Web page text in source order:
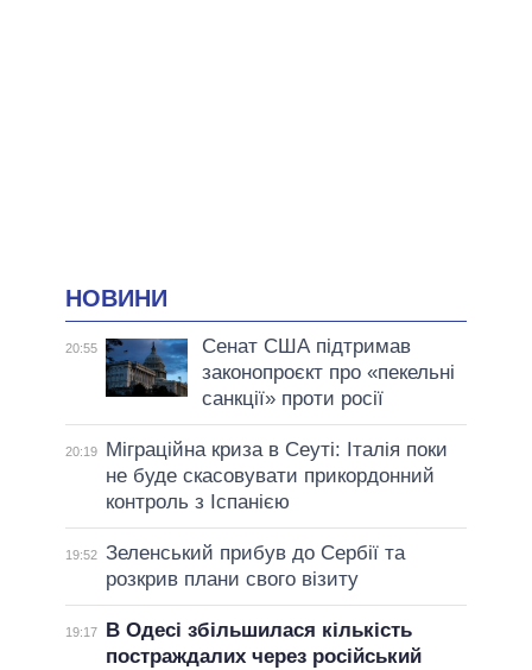
НОВИНИ
20:55
Сенат США підтримав
законопроєкт про «пекельні
санкції» проти росії
20:19
Міграційна криза в Сеуті: Італія поки
не буде скасовувати прикордонний
контроль з Іспанією
19:52 Зеленський прибув до Сербії та
розкрив плани свого візиту
19:17
В Одесі збільшилася кількість
постраждалих через російський